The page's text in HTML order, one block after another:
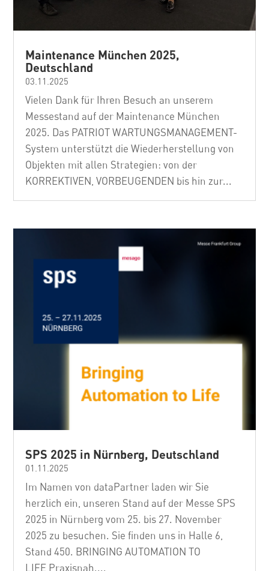
Maintenance München 2025,
Deutschland
03.11.2025
Vielen Dank für Ihren Besuch an unserem
Messestand auf der Maintenance München
2025. Das PATRIOT WARTUNGSMANAGEMENT-
System unterstützt die Wiederherstellung von
Objekten mit allen Strategien: von der
KORREKTIVEN, VORBEUGENDEN bis hin zur...
SPS 2025 in Nürnberg, Deutschland
01.11.2025
Im Namen von dataPartner laden wir Sie
herzlich ein, unseren Stand auf der Messe SPS
2025 in Nürnberg vom 25. bis 27. November
2025 zu besuchen. Sie finden uns in Halle 6,
Stand 450. BRINGING AUTOMATION TO
LIFE Praxisnah....